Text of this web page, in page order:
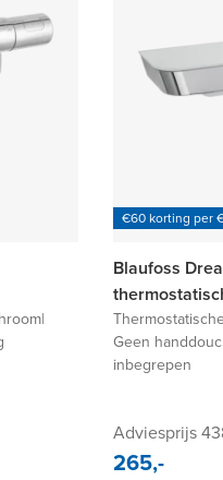
|
€60 korting per
Blaufoss
Geen
inbegrepen
Adviesprijs
265,-